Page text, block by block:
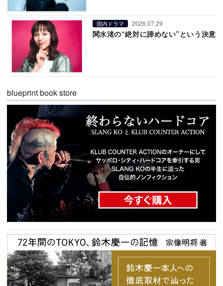
国内ドラマ 2026.07.29
関水渚の“絶対に諦めない”という決意
blueprint book store